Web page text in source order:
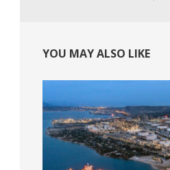
YOU MAY ALSO LIKE